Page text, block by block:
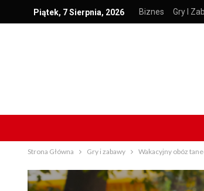
Piątek, 7 Sierpnia, 2026 Biznes Gry I
Strona Główna Gry i zabawy Wakacyjny obóz